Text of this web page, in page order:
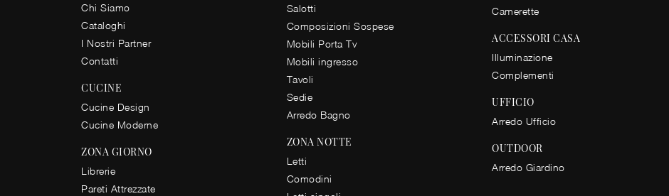
Chi Siamo
Cataloghi
I Nostri Partner
Contatti
CUCINE
Cucine Design
Cucine Moderne
ZONA GIORNO
Librerie
Pareti Attrezzate
Salotti
Composizioni Sospese
Mobili Porta Tv
Mobili ingresso
Tavoli
Sedie
Arredo Bagno
ZONA NOTTE
Letti
Comodini
Camerette
ACCESSORI CASA
Illuminazione
Complementi
UFFICIO
Arredo Ufficio
OUTDOOR
Arredo Giardino